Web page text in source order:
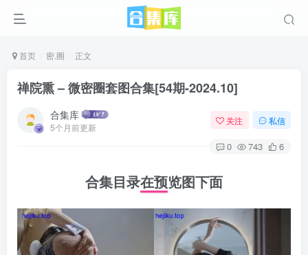
首页 密.圈 正文
禅院熏 – 微密圈套图合集[54期-2024.10]
合集库
5个月前更新
关注 私信
0 743 6
合集目录在预览图下面